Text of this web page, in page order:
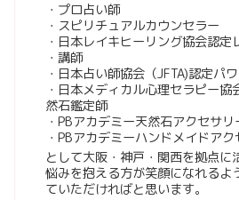
・プロ占い師
・スピリチュアルカウンセラー
・日本レイキヒーリング協会認定
・講師
・日本占い師協会（JFTA)認定パ
・日本メディカル心理セラピー協
然石鑑定師
・PBアカデミー天然石アクセサ
・PBアカデミーハンドメイドア
として大阪・神戸・関西を拠点に
悩みを抱える方が笑顔になれるよ
ていただければと思います。